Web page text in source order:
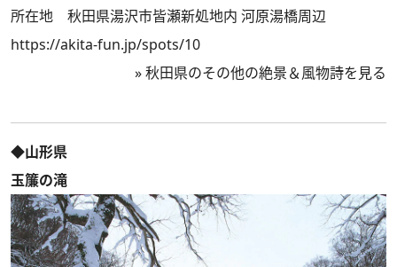
所在地 秋田県湯沢市皆瀬新処地内 河原湯橋周辺
https://akita-fun.jp/spots/10
»秋田県のその他の絶景＆風物詩を見る
◆山形県
玉簾の滝